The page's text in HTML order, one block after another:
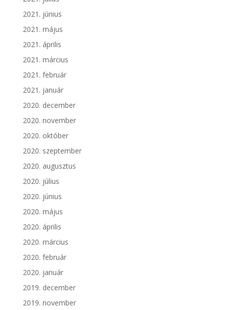
2021. június
2021. május
2021. április
2021. március
2021. február
2021. január
2020. december
2020. november
2020. október
2020. szeptember
2020. augusztus
2020. július
2020. június
2020. május
2020. április
2020. március
2020. február
2020. január
2019. december
2019. november